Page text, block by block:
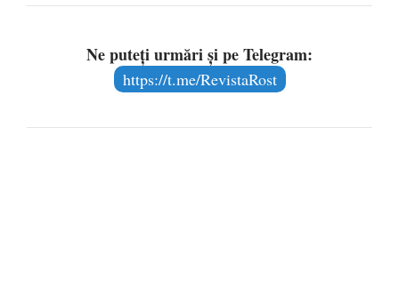
Ne puteți urmări și pe Telegram:
https://t.me/RevistaRost